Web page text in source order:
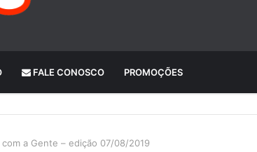
FALE CONOSCO PROMOÇÕES
com a Gente – edição 07/08/2019